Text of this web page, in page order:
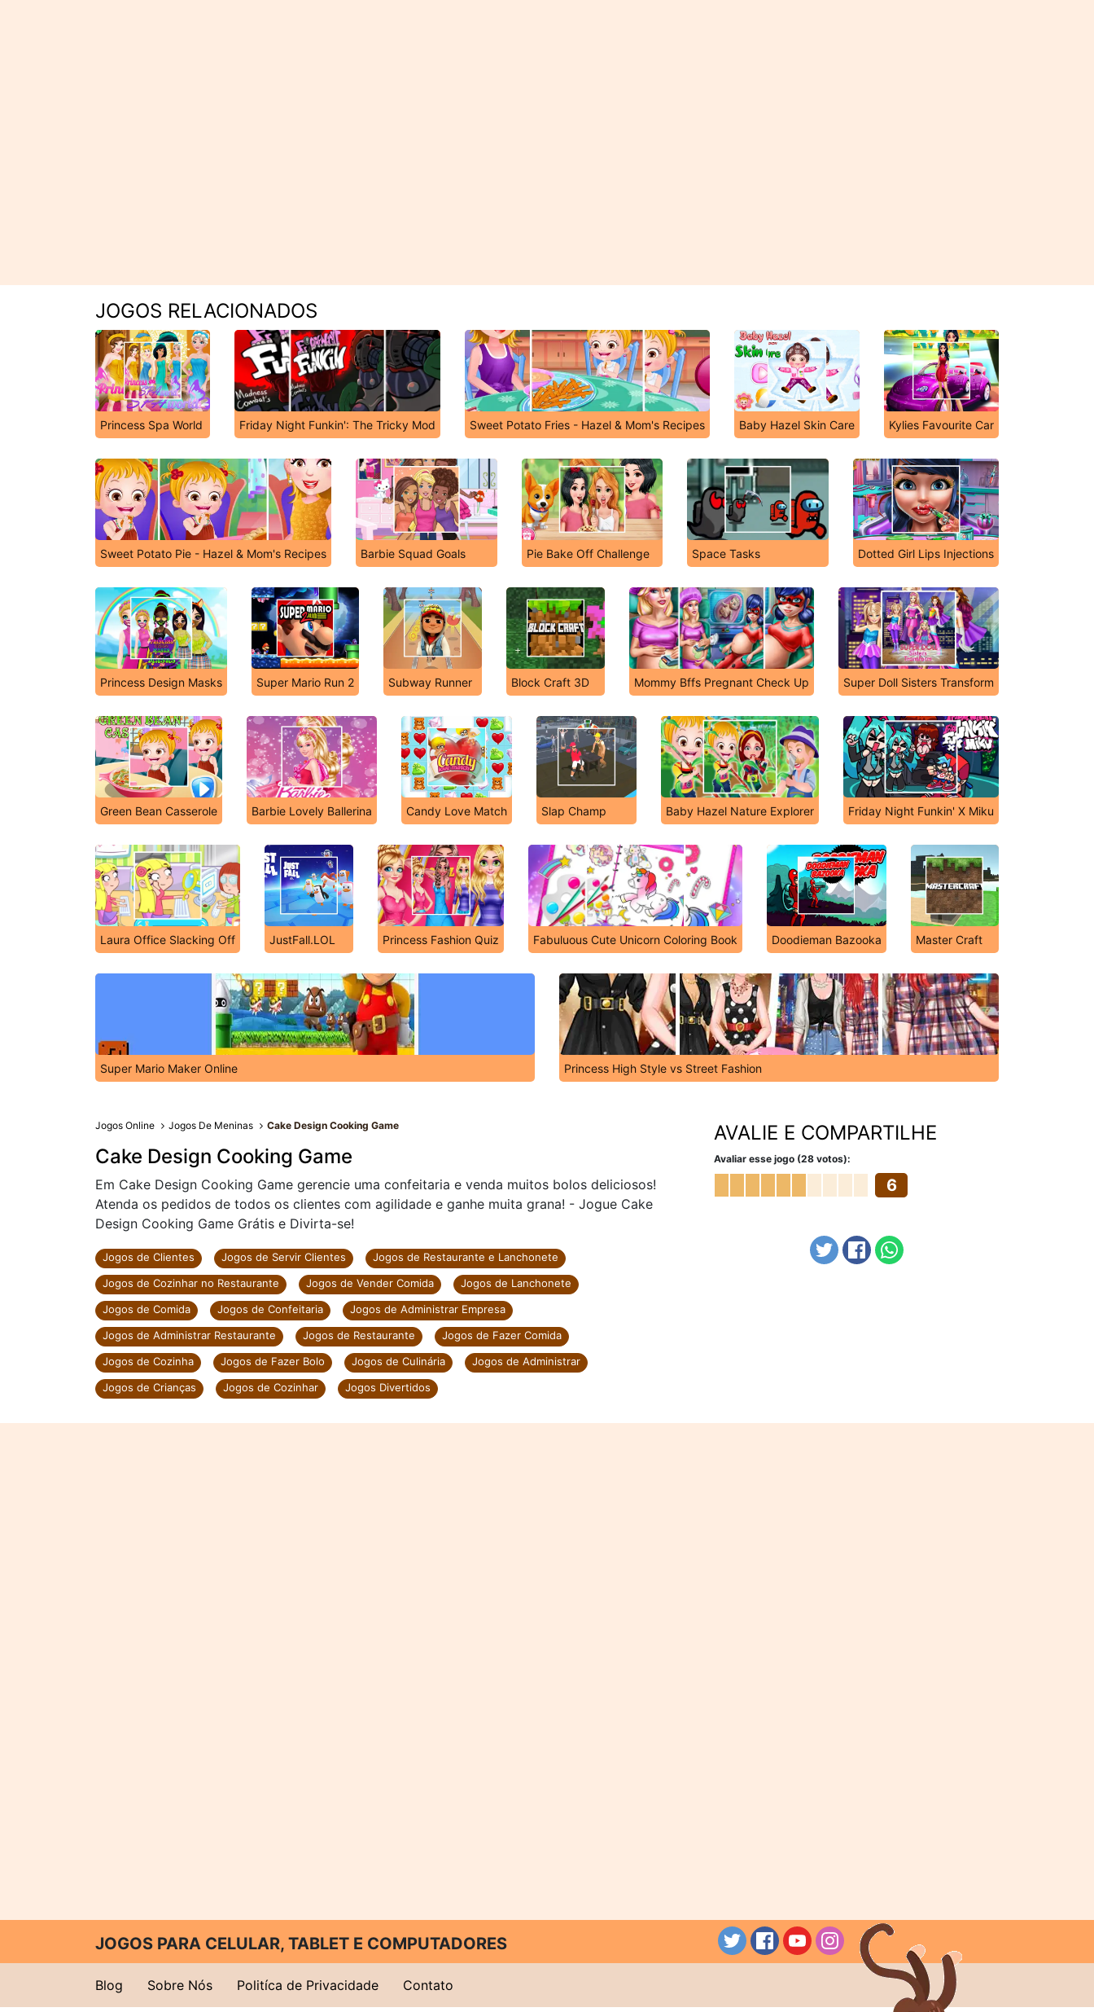
JOGOS RELACIONADOS
Princess Spa World Friday Night Funkin': The Tricky Mod Sweet Potato Fries - Hazel & Mom's Recipes Baby Hazel Skin Care Kylies Favourite Car
Sweet Potato Pie - Hazel & Mom's Recipes Barbie Squad Goals Pie Bake Off Challenge Space Tasks Dotted Girl Lips Injections
Princess Design Masks Super Mario Run 2 Subway Runner Block Craft 3D Mommy Bffs Pregnant Check Up Super Doll Sisters Transform
Green Bean Casserole Barbie Lovely Ballerina Candy Love Match Slap Champ Baby Hazel Nature Explorer Friday Night Funkin' X Miku
Laura Office Slacking Off JustFall.LOL Princess Fashion Quiz Fabuluous Cute Unicorn Coloring Book Doodieman Bazooka Master Craft
Super Mario Maker Online Princess High Style vs Street Fashion
Jogos Online Jogos De Meninas Cake Design Cooking Game
Cake Design Cooking Game
Em Cake Design Cooking Game gerencie uma confeitaria e venda muitos bolos deliciosos!
Atenda os pedidos de todos os clientes com agilidade e ganhe muita grana! - Jogue Cake
Design Cooking Game Grátis e Divirta-se!
Jogos de Clientes Jogos de Servir Clientes
Jogos de Restaurante e Lanchonete
Jogos de Cozinhar no Restaurante
Jogos de Vender Comida
Jogos de Lanchonete
Jogos de Comida
Jogos de Confeitaria
Jogos de Administrar Empresa
Jogos de Administrar Restaurante
Jogos de Restaurante
Jogos de Fazer Comida
Jogos de Cozinha
Jogos de Fazer Bolo Jogos de Culinária
Jogos de Administrar
Jogos de Crianças
Jogos de Cozinhar Jogos Divertidos
AVALIE E COMPARTILHE
Avaliar esse jogo (28 votos):
6
JOGOS PARA CELULAR, TABLET E COMPUTADORES
Blog Sobre Nós Politíca de Privacidade Contato